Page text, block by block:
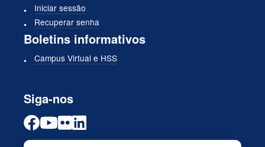
Iniciar sessão
Recuperar senha
Boletins informativos
Campus Virtual e HSS
Siga-nos